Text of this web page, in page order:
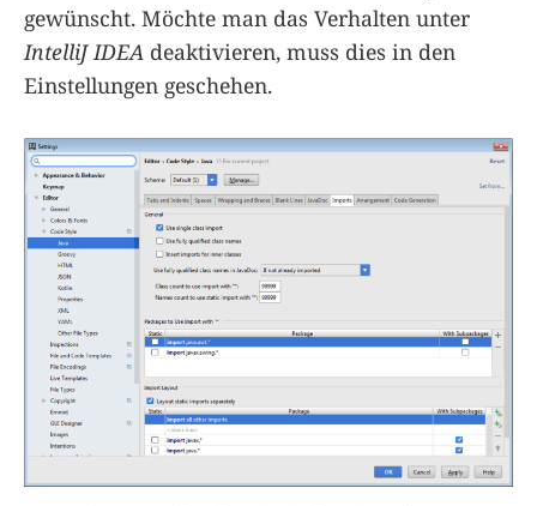
gewünscht. Möchte man das Verhalten unter
IntelliJ IDEA deaktivieren, muss dies in den
Einstellungen geschehen.